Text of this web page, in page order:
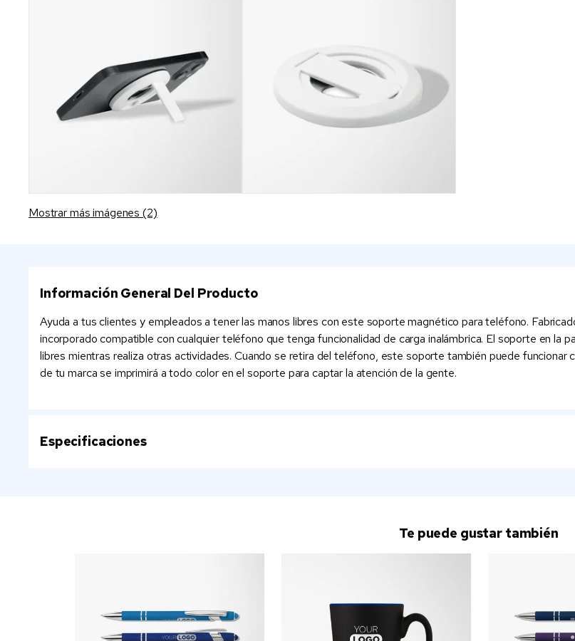
Mostrar más imágenes (2)
Información General Del Producto
Ayuda a tus clientes y empleados a tener las manos libres con este soporte magnético para teléfono.
incorporado compatible con cualquier teléfono que tenga funcionalidad de carga inalámbrica. El soporte en la
libres mientras realiza otras actividades. Cuando se retira del teléfono, este soporte también puede
de tu marca se imprimirá a todo color en el soporte para captar la atención de la gente.
Especificaciones
Te puede gustar también